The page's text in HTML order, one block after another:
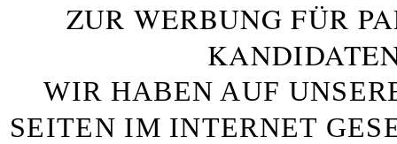
ZUR WERBUNG FÜR
WIR HABEN AUF
SEITEN IM INTERNET